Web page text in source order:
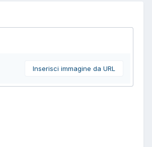
Inserisci immagine da URL